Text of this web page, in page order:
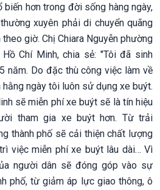
biến hơn trong đời sống hàng ngày,
xuyên phải di chuyển quãng
giờ. Chị Chiara Nguyễn phường
Chí Minh, chia sẻ: "Tôi đã sinh
năm. Do đặc thù công việc làm về
ngày tôi luôn sử dụng xe buýt.
sẽ miễn phí xe buýt sẽ là tín hiệu
tham gia xe buýt hơn. Từ trải
thành phố sẽ cải thiện chất lượng
việc miễn phí xe buýt lâu dài… Vì
người dân sẽ đóng góp vào sự
phố, từ giảm áp lực giao thông, ô